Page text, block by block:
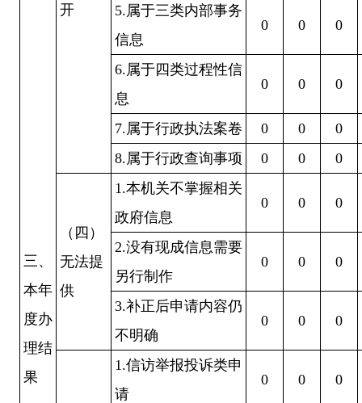
三、
本年
度办
理结
果
开
5.属于三类内部事务
信息
0 0 0
6.属于四类过程性信
息
0 0 0
7.属于行政执法案卷 0 0
0
8.属于行政查询事项
0 0 0
（四）
无法提
供
1.本机关不掌握相关
政府信息
0 0 0
2.没有现成信息需要
另行制作
0 0 0
3.补正后申请内容仍
不明确
0 0 0
1.信访举报投诉类申
请
0 0 0